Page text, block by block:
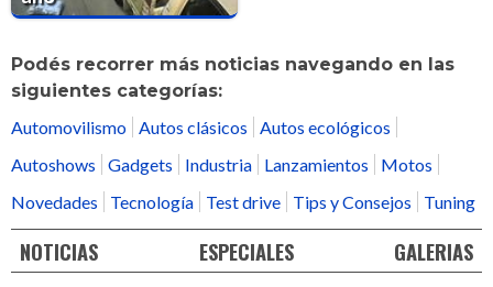
Podés recorrer más noticias navegando en las
siguientes categorías:
Automovilismo Autos clásicos
Autos ecológicos
Autoshows
Gadgets Industria Lanzamientos
Motos
Novedades
Tecnología Test drive Tips y Consejos Tuning
NOTICIAS ESPECIALES GALERIAS